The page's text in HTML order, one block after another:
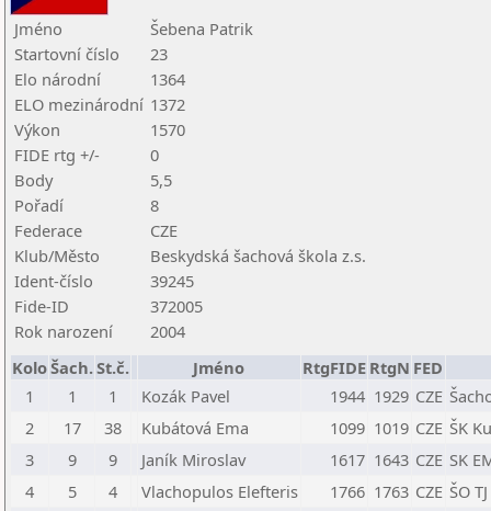
Jméno
Šebena Patrik
Startovní číslo
23
Elo národní
1364
ELO mezinárodní 1372
Výkon
1570
FIDE rtg +/-
0
Body
5,5
Pořadí
8
Federace
CZE
Klub/Město
Beskydská šachová škola z.s.
Ident-číslo
39245
Fide-ID
372005
Rok narození
2004
KoloŠach.St.č. Jméno RtgFIDE RtgN FED
1
1 1 Kozák Pavel 1944 1929 CZE
2
17 38 Kubátová Ema 1099 1019 CZE ŠK
3
9 9 Janík Miroslav 1617 1643 CZE SK
4
5 4 Vlachopulos Elefteris 1766 1763 CZE ŠO